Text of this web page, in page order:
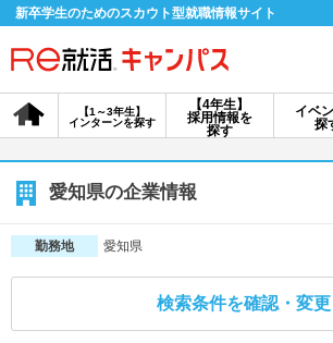
新卒学生のためのスカウト型就職情報サイト
【4年生】
採用情報を
探す
【1～3年生】
インターンを探す
イベ
探
会員登録 ロ
探す
【4年生】
愛知県の企業情報
勤務地 愛知県
検索条件を確認・変更